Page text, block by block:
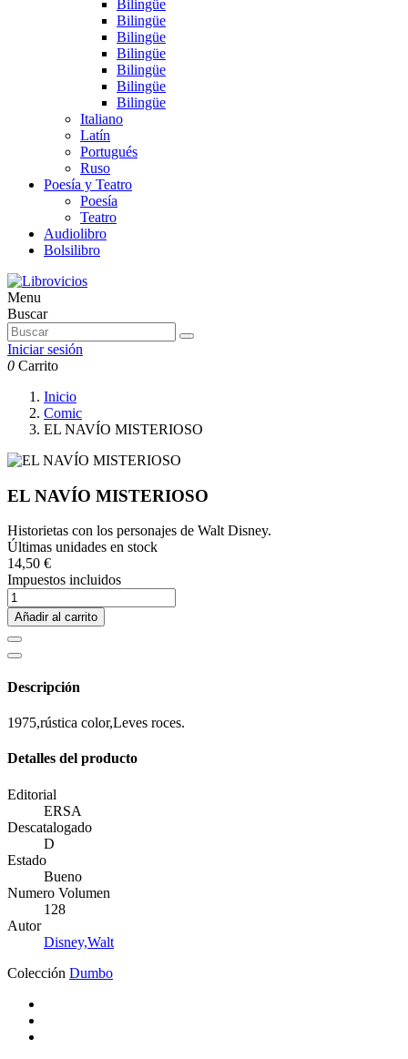
Bilingüe
Bilingüe
Bilingüe
Bilingüe
Bilingüe
Bilingüe
Bilingüe
Italiano
Latín
Portugués
Ruso
Poesía y Teatro
Poesía
Teatro
Audiolibro
Bolsilibro
Menu
Buscar
Iniciar sesión
0 Carrito
Inicio
Comic
EL NAVÍO MISTERIOSO
EL NAVÍO MISTERIOSO
Historietas con los personajes de Walt Disney.
Últimas unidades en stock
14,50 €
Impuestos incluidos
Añadir al carrito
Descripción
1975,rústica color,Leves roces.
Detalles del producto
Editorial
ERSA
Descatalogado
D
Estado
Bueno
Numero Volumen
128
Autor
Disney,Walt
Colección Dumbo